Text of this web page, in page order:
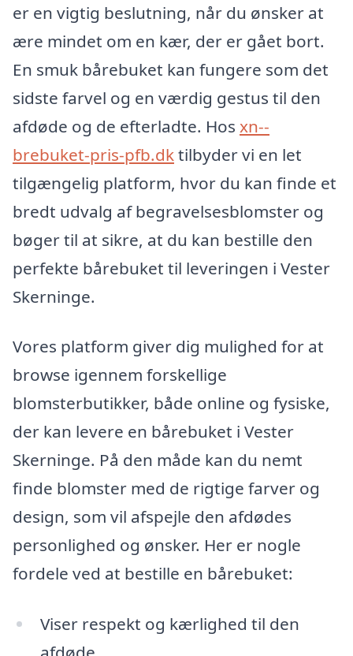
er en vigtig beslutning, når du ønsker at
ære mindet om en kær, der er gået bort.
En smuk bårebuket kan fungere som det
sidste farvel og en værdig gestus til den
afdøde og de efterladte. Hos xn--
brebuket-pris-pfb.dktilbyder vi en let
tilgængelig platform, hvor du kan finde et
bredt udvalg af begravelsesblomster og
bøger til at sikre, at du kan bestille den
perfekte bårebuket til leveringen i Vester
Skerninge.
Vores platform giver dig mulighed for at
browse igennem forskellige
blomsterbutikker, både online og fysiske,
der kan levere en bårebuket i Vester
Skerninge. På den måde kan du nemt
finde blomster med de rigtige farver og
design, som vil afspejle den afdødes
personlighed og ønsker. Her er nogle
fordele ved at bestille en bårebuket:
Viser respekt og kærlighed til den